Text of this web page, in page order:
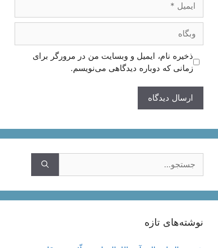
وبگاه
ذخیره نام، ایمیل و وبسایت من در مرورگر برای
زمانی که دوباره دیدگاهی می‌نویسم.
نوشته‌های تازه